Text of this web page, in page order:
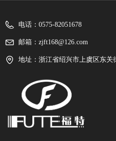
电话： 0575-82051678
邮箱： zjft168@126.com
地址： 浙江省绍兴市上虞区东关